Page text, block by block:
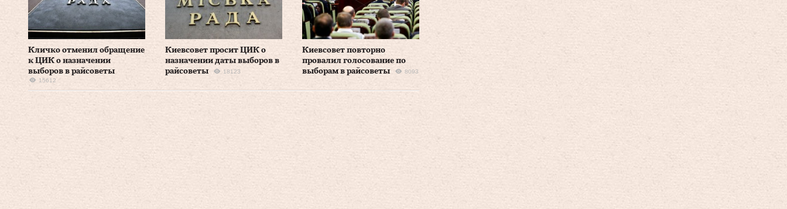
Кличко отменил обращение
к ЦИК о назначении
выборов в райсоветы
15612
Киевсовет просит ЦИК о
назначении даты выборов в
райсоветы
18123
Киевсовет повторно
провалил голосование по
выборам в райсоветы
8093